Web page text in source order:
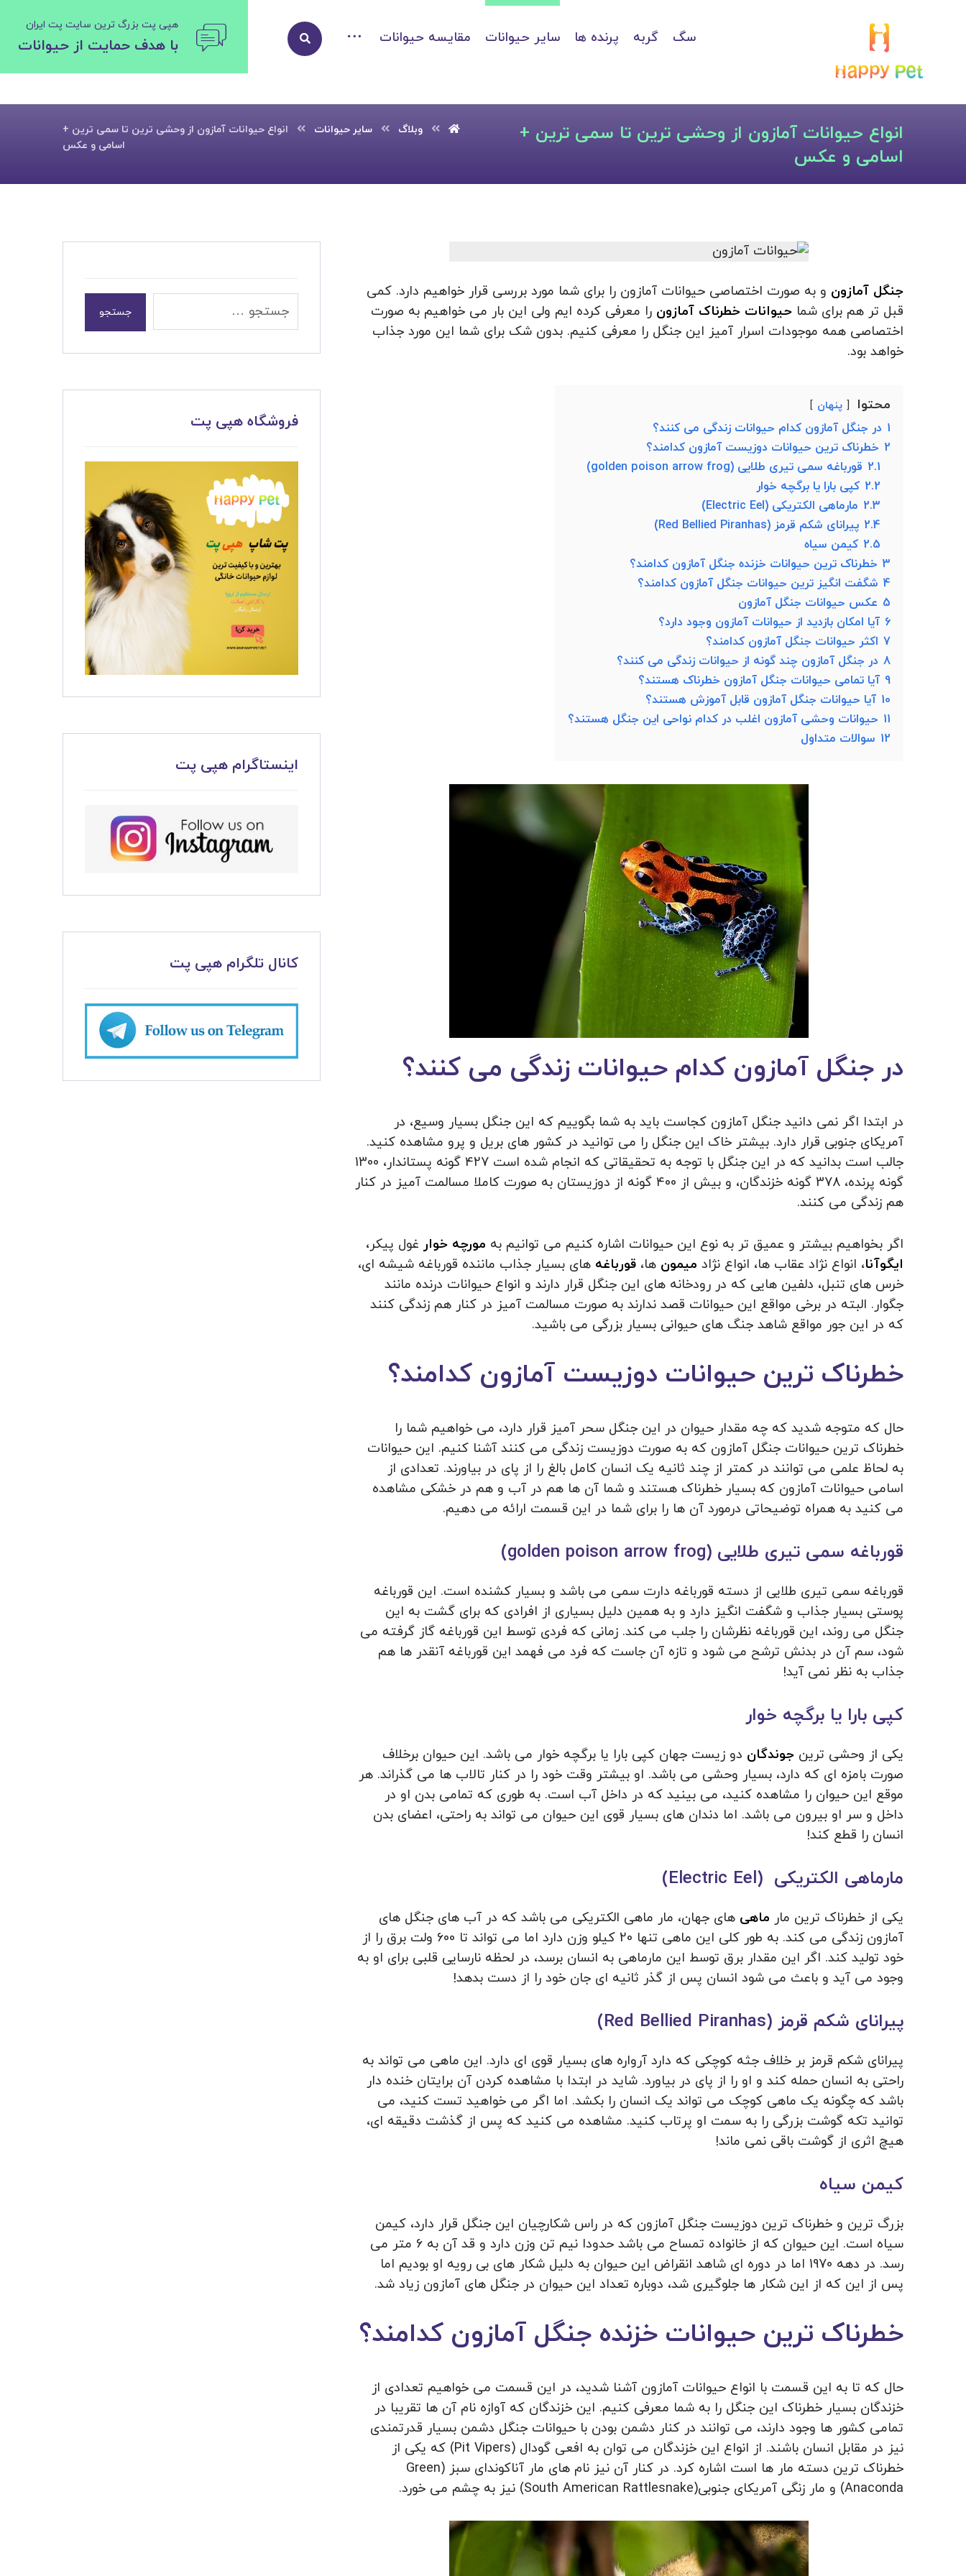
هپی پت بزرگ ترین سایت پت ایران
با هدف حمایت از حیوانات سگ گربه پرنده ها سایر حیوانات مقایسه حیوانات
انواع حیوانات آمازون از وحشی ترین تا سمی ترین +
اسامی و عکس
وبلاگ سایر حیوانات
انواع حیوانات آمازون از وحشی ترین تا سمی ترین +
اسامی و عکس
جنگل آمازون و به صورت اختصاصی حیوانات آمازون را برای شما مورد بررسی قرار خواهیم دارد. کمی
قبل تر هم برای شما حیوانات خطرناک آمازون را معرفی کرده ایم ولی این بار می خواهیم به صورت
اختصاصی همه موجودات اسرار آمیز این جنگل را معرفی کنیم. بدون شک برای شما این مورد جذاب
خواهد بود.
محتوا پنهان
1 در جنگل آمازون کدام حیوانات زندگی می کنند؟
2 خطرناک ترین حیوانات دوزیست آمازون کدامند؟
2.1 قورباغه سمی تیری طلایی (golden poison arrow frog)
2.2 کپی بارا یا برگچه خوار
2.3 مارماهی الکتریکی (Electric Eel)
2.4 پیرانای شکم قرمز (Red Bellied Piranhas)
2.5 کیمن سیاه
3 خطرناک ترین حیوانات خزنده جنگل آمازون کدامند؟
4 شگفت انگیز ترین حیوانات جنگل آمازون کدامند؟
5 عکس حیوانات جنگل آمازون
6 آیا امکان بازدید از حیوانات آمازون وجود دارد؟
7 اکثر حیوانات جنگل آمازون کدامند؟
8 در جنگل آمازون چند گونه از حیوانات زندگی می کنند؟
9 آیا تمامی حیوانات جنگل آمازون خطرناک هستند؟
10 آیا حیوانات جنگل آمازون قابل آموزش هستند؟
11 حیوانات وحشی آمازون اغلب در کدام نواحی این جنگل هستند؟
12 سوالات متداول
در جنگل آمازون کدام حیوانات زندگی می کنند؟
در ابتدا اگر نمی دانید جنگل آمازون کجاست باید به شما بگوییم که این جنگل بسیار وسیع، در
آمریکای جنوبی قرار دارد. بیشتر خاک این جنگل را می توانید در کشور های بریل و پرو مشاهده کنید.
جالب است بدانید که در این جنگل با توجه به تحقیقاتی که انجام شده است 427 گونه پستاندار، 1300
گونه پرنده، 378 گونه خزندگان، و بیش از 400 گونه از دوزیستان به صورت کاملا مسالمت آمیز در کنار
هم زندگی می کنند.
اگر بخواهیم بیشتر و عمیق تر به نوع این حیوانات اشاره کنیم می توانیم به مورچه خوار غول پیکر،
ایگوآنا، انواع نژاد عقاب ها، انواع نژاد میمون ها، قورباغه های بسیار جذاب ماننده قورباغه شیشه ای،
خرس های تنبل، دلفین هایی که در رودخانه های این جنگل قرار دارند و انواع حیوانات درنده مانند
جگوار. البته در برخی مواقع این حیوانات قصد ندارند به صورت مسالمت آمیز در کنار هم زندگی کنند
که در این جور مواقع شاهد جنگ های حیوانی بسیار بزرگی می باشید.
خطرناک ترین حیوانات دوزیست آمازون کدامند؟
حال که متوجه شدید که چه مقدار حیوان در این جنگل سحر آمیز قرار دارد، می خواهیم شما را
خطرناک ترین حیوانات جنگل آمازون که به صورت دوزیست زندگی می کنند آشنا کنیم. این حیوانات
به لحاظ علمی می توانند در کمتر از چند ثانیه یک انسان کامل بالغ را از پای در بیاورند. تعدادی از
اسامی حیوانات آمازون که بسیار خطرناک هستند و شما آن ها هم در آب و هم در خشکی مشاهده
می کنید به همراه توضیحاتی درمورد آن ها را برای شما در این قسمت ارائه می دهیم.
قورباغه سمی تیری طلایی (golden poison arrow frog)
قورباغه سمی تیری طلایی از دسته قورباغه دارت سمی می باشد و بسیار کشنده است. این قورباغه
پوستی بسیار جذاب و شگفت انگیز دارد و به همین دلیل بسیاری از افرادی که برای گشت به این
جنگل می روند، این قورباغه نظرشان را جلب می کند. زمانی که فردی توسط این قورباغه گاز گرفته می
شود، سم آن در بدنش ترشح می شود و تازه آن جاست که فرد می فهمد این قورباغه آنقدر ها هم
جذاب به نظر نمی آید!
کپی بارا یا برگچه خوار
یکی از وحشی ترین جوندگان دو زیست جهان کپی بارا یا برگچه خوار می باشد. این حیوان برخلاف
صورت بامزه ای که دارد، بسیار وحشی می باشد. او بیشتر وقت خود را در کنار تالاب ها می گذراند. هر
موقع این حیوان را مشاهده کنید، می بینید که در داخل آب است. به طوری که تمامی بدن او در
داخل و سر او بیرون می باشد. اما دندان های بسیار قوی این حیوان می تواند به راحتی، اعضای بدن
انسان را قطع کند!
مارماهی الکتریکی (Electric Eel)
یکی از خطرناک ترین مار ماهی های جهان، مار ماهی الکتریکی می باشد که در آب های جنگل های
آمازون زندگی می کند. به طور کلی این ماهی تنها 20 کیلو وزن دارد اما می تواند تا 600 ولت برق را از
خود تولید کند. اگر این مقدار برق توسط این مارماهی به انسان برسد، در لحظه نارسایی قلبی برای او به
وجود می آید و باعث می شود انسان پس از گذر ثانیه ای جان خود را از دست بدهد!
پیرانای شکم قرمز (Red Bellied Piranhas)
پیرانای شکم قرمز بر خلاف جثه کوچکی که دارد آرواره های بسیار قوی ای دارد. این ماهی می تواند به
راحتی به انسان حمله کند و او را از پای در بیاورد. شاید در ابتدا با مشاهده کردن آن برایتان خنده دار
باشد که چگونه یک ماهی کوچک می تواند یک انسان را بکشد. اما اگر می خواهید تست کنید، می
توانید تکه گوشت بزرگی را به سمت او پرتاب کنید. مشاهده می کنید که پس از گذشت دقیقه ای،
هیچ اثری از گوشت باقی نمی ماند!
کیمن سیاه
بزرگ ترین و خطرناک ترین دوزیست جنگل آمازون که در راس شکارچیان این جنگل قرار دارد، کیمن
سیاه است. این حیوان که از خانواده تمساح می باشد حدودا نیم تن وزن دارد و قد آن به 6 متر می
رسد. در دهه 1970 اما در دوره ای شاهد انقراض این حیوان به دلیل شکار های بی رویه او بودیم اما
پس از این که از این شکار ها جلوگیری شد، دوباره تعداد این حیوان در جنگل های آمازون زیاد شد.
خطرناک ترین حیوانات خزنده جنگل آمازون کدامند؟
حال که تا به این قسمت با انواع حیوانات آمازون آشنا شدید، در این قسمت می خواهیم تعدادی از
خزندگان بسیار خطرناک این جنگل را به شما معرفی کنیم. این خزندگان که آوازه نام آن ها تقریبا در
تمامی کشور ها وجود دارند، می توانند در کنار دشمن بودن با حیوانات جنگل دشمن بسیار قدرتمندی
نیز در مقابل انسان باشند. از انواع این خزندگان می توان به افعی گودال (Pit Vipers) که یکی از
خطرناک ترین دسته مار ها است اشاره کرد. در کنار آن نیز نام های مار آناکوندای سبز (Green
Anaconda) و مار زنگی آمریکای جنوبی(South American Rattlesnake) نیز به چشم می خورد.
جستجو
فروشگاه هپی پت
اینستاگرام هپی پت
کانال تلگرام هپی پت